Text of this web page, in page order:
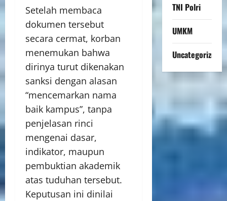
Setelah membaca
dokumen tersebut
secara cermat, korban
menemukan bahwa
dirinya turut dikenakan
sanksi dengan alasan
“mencemarkan nama
baik kampus”, tanpa
penjelasan rinci
mengenai dasar,
indikator, maupun
pembuktian akademik
atas tuduhan tersebut.
Keputusan ini dinilai
TNI Polri
UMKM
Uncategorized